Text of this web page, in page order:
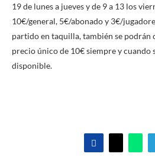
19 de lunes a jueves y de 9 a 13 los
10€/general, 5€/abonado y 3€/
partido en taquilla, también se podrán
precio único de 10€ siempre y cuando
disponible.